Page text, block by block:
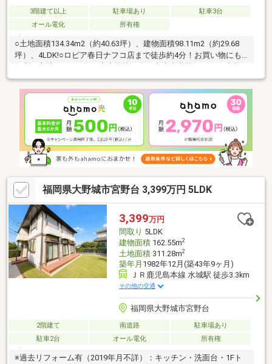
3階建て以上 駐車場あり
駐車3台
オール電化
所有権
○土地面積134.34m2（約40.63坪）、建物面積98.11m2（約29.68
坪）、4LDK!○ロピア春日ナフコ店まで徒歩約4分！お買い物にも
校徒歩約13分、中学校約9分の為、通学の安全性も高い土地で
す。○スーパーやコンビニ、病院等も徒歩圏内の為、周辺環境良
好です。○カーポート付きの為、大切なお車を雨風から守れま
す。○オール電化の為、光熱費を一本化にできお財布に優しいで
す。○駐車3台以上可能な為、ご家族はもちろん、来客時も安心で
きる広さです。○周辺環境良好の人気エリア！○子育ての住環境と
利便性の良さを叶えます。
福岡県大野城市宮野台 3,399万円 5LDK
3,399万円
間取り 5LDK
建物面積162.55m2
土地面積311.28m2
築年月 1982年12月(築43年9ヶ月)
ＪＲ鹿児島本線 水城駅 徒歩3.3km
その他の交通
福岡県大野城市宮野台
2階建て 南道路
駐車場あり
駐車2台
オール電化 所有権
※過去リフォーム有（2019年月不詳）：キッチン・洗面台・1Fト